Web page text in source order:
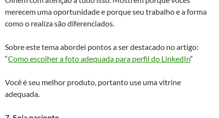
merecem uma oportunidade e porque seu trabalho e a forma
como o realiza são diferenciados.
Sobre este tema abordei pontos a ser destacado no artigo:
“Como escolher a foto adequada para perfil do LinkedIn“
Você é seu melhor produto, portanto use uma vitrine
adequada.